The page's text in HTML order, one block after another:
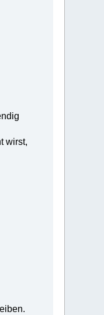
wirst,